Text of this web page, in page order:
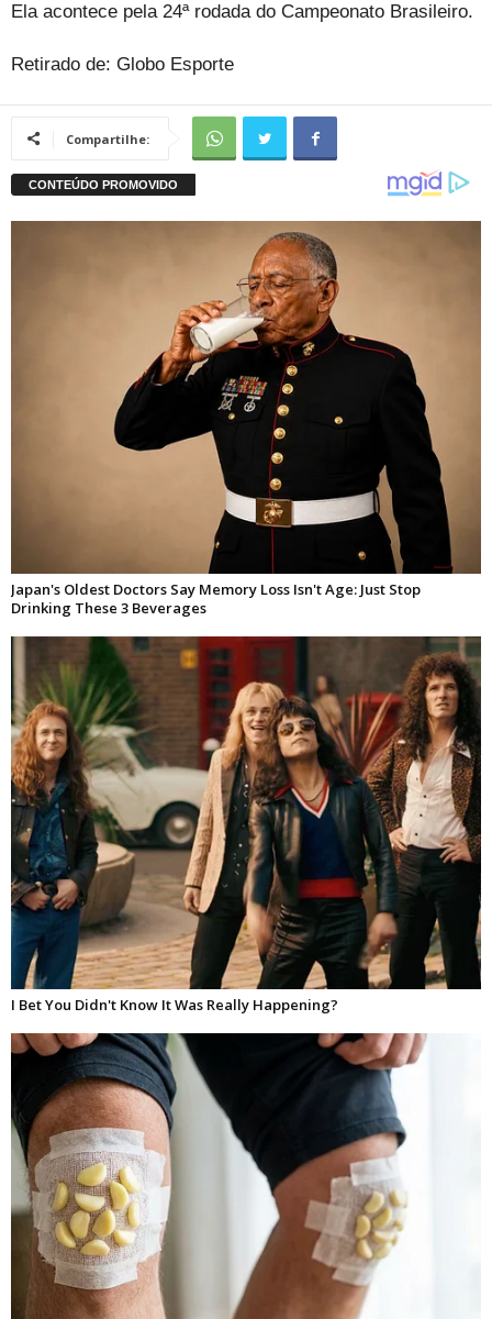
Ela acontece pela 24ª rodada do Campeonato Brasileiro.
Retirado de: Globo Esporte
Compartilhe: